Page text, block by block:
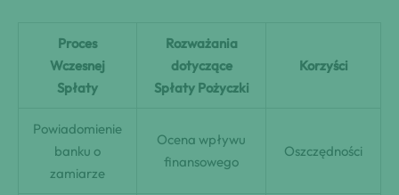
Proces
Wczesnej
Spłaty
Rozważania
dotyczące
Spłaty Pożyczki
Korzyści
Powiadomienie
banku o
zamiarze
Ocena wpływu
finansowego
Oszczędności